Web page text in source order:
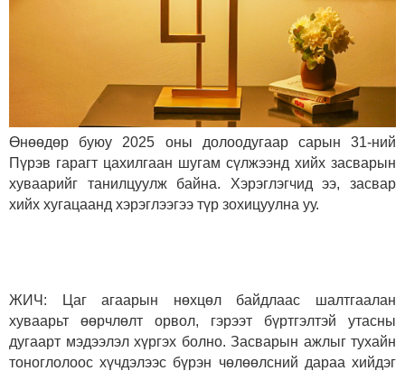
Өнөөдөр буюу 2025 оны долоодугаар сарын 31-ний
Пүрэв гарагт цахилгаан шугам сүлжээнд хийх засварын
хуваарийг танилцуулж байна. Хэрэглэгчид ээ, засвар
хийх хугацаанд хэрэглээгээ түр зохицуулна уу.
ЖИЧ: Цаг агаарын нөхцөл байдлаас шалтгаалан
хуваарьт өөрчлөлт орвол, гэрээт бүртгэлтэй утасны
дугаарт мэдээлэл хүргэх болно. Засварын ажлыг тухайн
тоноглолоос хүчдэлээс бүрэн чөлөөлсний дараа хийдэг